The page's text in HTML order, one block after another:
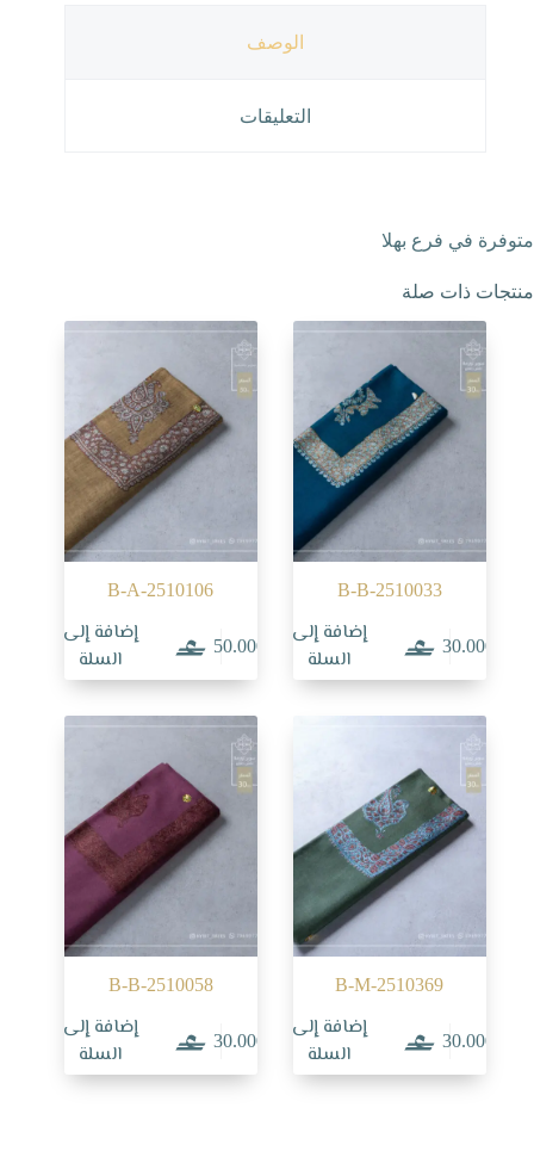
الوصف
التعليقات
متوفرة في فرع بهلا
منتجات ذات صلة
B-B-2510033
30.000
إضافة إلى
السلة
B-A-2510106
50.000
إضافة إلى
السلة
B-M-2510369
30.000
إضافة إلى
السلة
B-B-2510058
30.000
إضافة إلى
السلة